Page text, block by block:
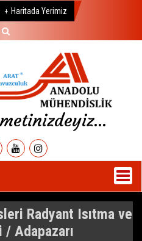
Haritada Yerimiz
Radyant Isıtma ve
Adapazarı